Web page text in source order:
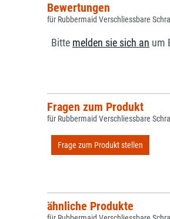
Bewertungen
für Rubbermaid Verschliessbare
Bitte melden sie sich an um
Fragen zum Produkt
für Rubbermaid Verschliessbare
Frage zum Produkt stellen
ähnliche Produkte